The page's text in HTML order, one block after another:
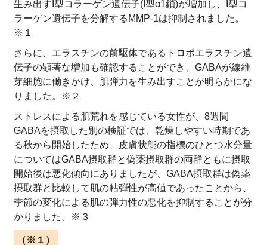
生み出すI型コラーゲン遺伝子(I型α1鎖)が増加し、I型コ
ラーゲン遺伝子を分解するMMP-1は抑制されました。
※１
さらに、エラスチンの前駆体であるトロポエラスチン遺
伝子の顕著な増加も確認することができ、GABAが線維
芽細胞に働きかけ、肌弾力を生み出すことが明らかにな
りました。※２
ストレスによる肌荒れを感じている女性が、8週間
GABAを摂取した別の検証では、乾燥しやすい時期であ
る秋から開始したため、皮膚状態の指標のひとつ水分量
についてはGABA摂取群と偽薬摂取群の両群ともに摂取
開始後は悪化傾向にありましたが、GABA摂取群は偽薬
摂取群と比較して肌の粘弾性が高値であったことから、
季節の変化による肌の弾力性の悪化を抑制することが分
かりました。※３
（※１）